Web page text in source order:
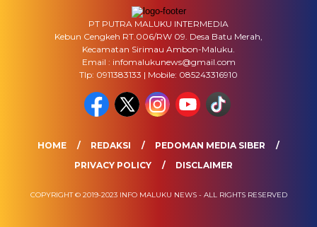
PT PUTRA MALUKU INTERMEDIA
Kebun Cengkeh RT.006/RW 09. Desa Batu Merah,
Kecamatan Sirimau Ambon-Maluku.
Email : infomalukunews@gmail.com
Tlp: 0911383133 | Mobile: 085243316910
HOME REDAKSI
PEDOMAN MEDIA SIBER
PRIVACY POLICY
DISCLAIMER
COPYRIGHT © 2019-2023 INFO MALUKU NEWS - ALL RIGHTS RESERVED